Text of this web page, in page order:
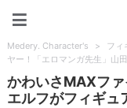
Medery. Character's > フィ
ヤー！「エロマンガ先生」山
かわいさMAXフ
エルフがフィギュ